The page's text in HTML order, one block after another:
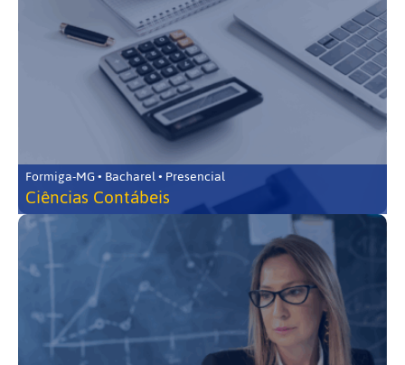
Formiga-MG • Bacharel • Presencial
Ciências Contábeis